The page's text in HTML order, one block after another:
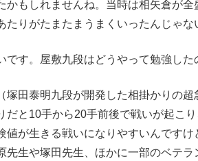
かもしれませんね。当時は相矢倉が
りがたまたまうまくいったんじゃな
す。屋敷九段はどうやって勉強した
塚田泰明九段が開発した相掛かりの
だと10手から20手前後で戦いが起こ
値が生きる戦いになりやすいんです
先生や塚田先生、ほかに一部のベテ